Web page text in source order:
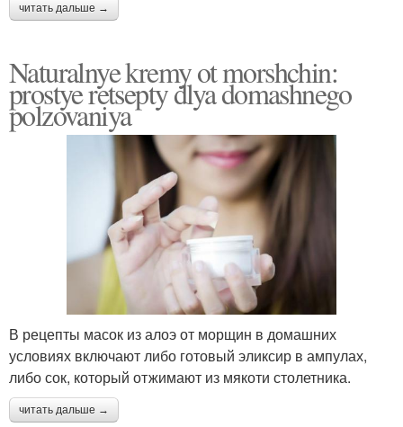
читать дальше →
Naturalnye kremy ot morshchin:
prostye retsepty dlya domashnego
polzovaniya
В рецепты масок из алоэ от морщин в домашних
условиях включают либо готовый эликсир в ампулах,
либо сок, который отжимают из мякоти столетника.
читать дальше →